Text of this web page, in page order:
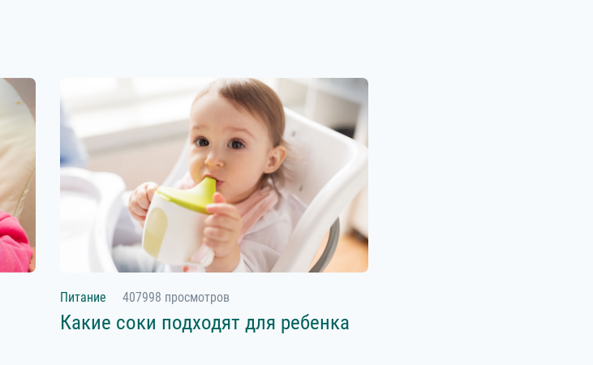
Питание 407998 просмотров
Какие соки подходят для ребенка